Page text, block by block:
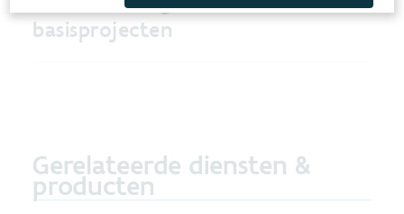
basisprojecten
Gerelateerde diensten &
producten